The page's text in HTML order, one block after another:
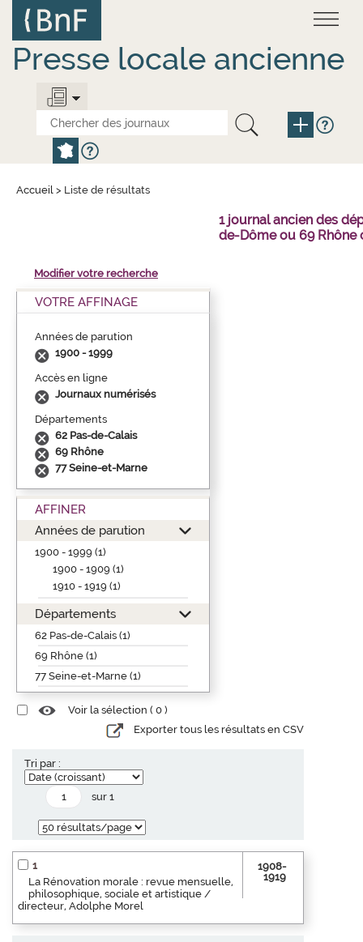
contenu
principal
Presse locale ancienne
Accueil > Liste de résultats
1 journal ancien des
de-Dôme ou 69 Rhône
Modifier votre recherche
VOTRE AFFINAGE
Années de parution
1900 - 1999
Accès en ligne
Journaux numérisés
Départements
62 Pas-de-Calais
69 Rhône
77 Seine-et-Marne
AFFINER
Années de parution
1900 - 1999 (1)
1900 - 1909 (1)
1910 - 1919 (1)
Départements
62 Pas-de-Calais (1)
69 Rhône (1)
77 Seine-et-Marne (1)
Voir la sélection ( 0 )
Exporter tous les résultats en CSV
Tri par :
sur 1
1
La Rénovation morale : revue mensuelle,
philosophique, sociale et artistique /
directeur, Adolphe Morel
1908-
1919
Panneau de gestion des cookies